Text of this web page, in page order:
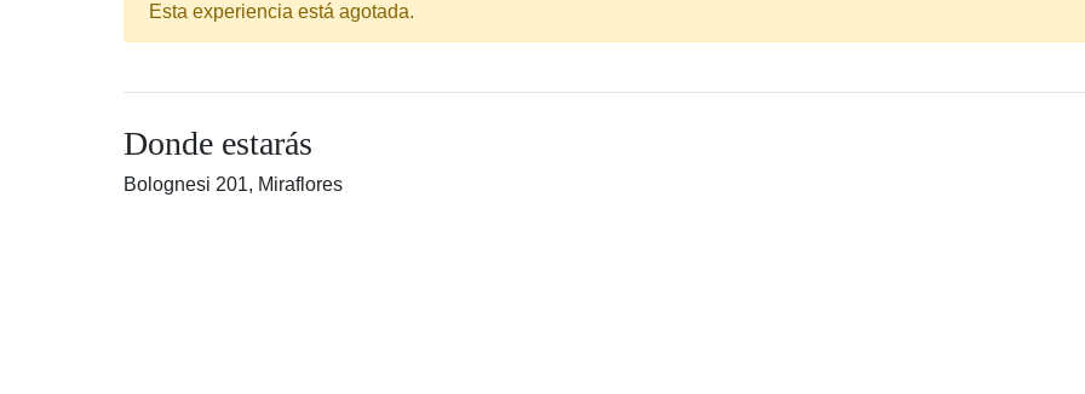
Esta experiencia está agotada.
Donde estarás
Bolognesi 201, Miraflores